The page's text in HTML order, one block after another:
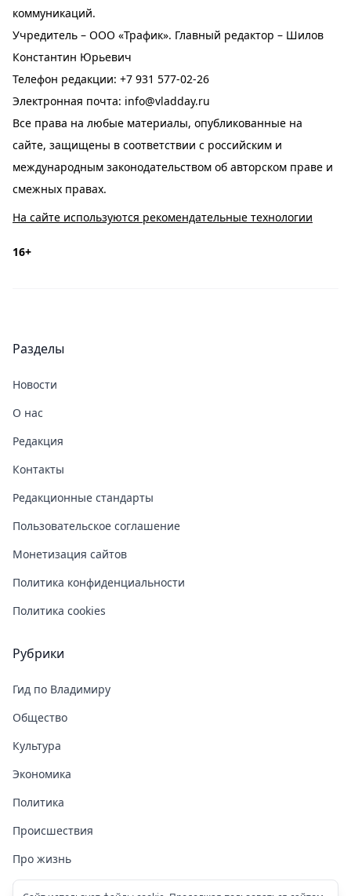
коммуникаций.
Учредитель – ООО «Трафик». Главный редактор – Шилов
Константин Юрьевич
Телефон редакции: +7 931 577-02-26
Электронная почта: info@vladday.ru
Все права на любые материалы, опубликованные на
сайте, защищены в соответствии с российским и
международным законодательством об авторском праве и
смежных правах.
На сайте используются рекомендательные технологии
16+
Разделы
Новости
О нас
Редакция
Контакты
Редакционные стандарты
Пользовательское соглашение
Монетизация сайтов
Политика конфиденциальности
Политика cookies
Рубрики
Гид по Владимиру
Общество
Культура
Экономика
Политика
Происшествия
Про жизнь
Здоровье